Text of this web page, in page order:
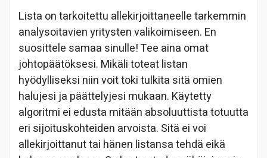
Lista on tarkoitettu allekirjoittaneelle tarkemmin
analysoitavien yritysten valikoimiseen. En
suosittele samaa sinulle! Tee aina omat
johtopäätöksesi. Mikäli toteat listan
hyödylliseksi niin voit toki tulkita sitä omien
halujesi ja päättelyjesi mukaan. Käytetty
algoritmi ei edusta mitään absoluuttista totuutta
eri sijoituskohteiden arvoista. Sitä ei voi
allekirjoittanut tai hänen listansa tehdä eikä